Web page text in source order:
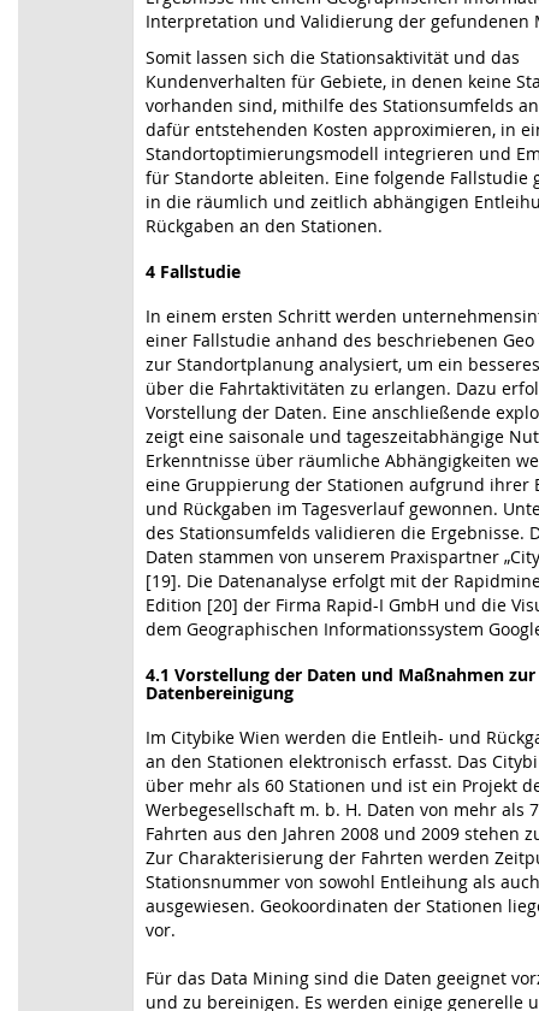
Interpretation und Validierung der gefundenen
Somit lassen sich die Stationsaktivität und das
Kundenverhalten für Gebiete, in denen keine
vorhanden sind, mithilfe des Stationsumfelds
dafür entstehenden Kosten approximieren, in
Standortoptimierungsmodell integrieren und
für Standorte ableiten. Eine folgende Fallstudie
in die räumlich und zeitlich abhängigen
Rückgaben an den Stationen.
4 Fallstudie
In einem ersten Schritt werden
einer Fallstudie anhand des beschriebenen Geo
zur Standortplanung analysiert, um ein
über die Fahrtaktivitäten zu erlangen. Dazu
Vorstellung der Daten. Eine anschließende
zeigt eine saisonale und tageszeitabhängige
Erkenntnisse über räumliche Abhängigkeiten
eine Gruppierung der Stationen aufgrund ihrer
und Rückgaben im Tagesverlauf gewonnen.
des Stationsumfelds validieren die Ergebnisse.
Daten stammen von unserem Praxispartner
[19]. Die Datenanalyse erfolgt mit der
Edition [20] der Firma Rapid-I GmbH und die
dem Geographischen Informationssystem
4.1 Vorstellung der Daten und Maßnahmen zur
Datenbereinigung
Im Citybike Wien werden die Entleih- und
an den Stationen elektronisch erfasst. Das
über mehr als 60 Stationen und ist ein Projekt
Werbegesellschaft m. b. H. Daten von mehr als
Fahrten aus den Jahren 2008 und 2009 stehen
Zur Charakterisierung der Fahrten werden
Stationsnummer von sowohl Entleihung als
ausgewiesen. Geokoordinaten der Stationen
vor.
Für das Data Mining sind die Daten geeignet
und zu bereinigen. Es werden einige generelle